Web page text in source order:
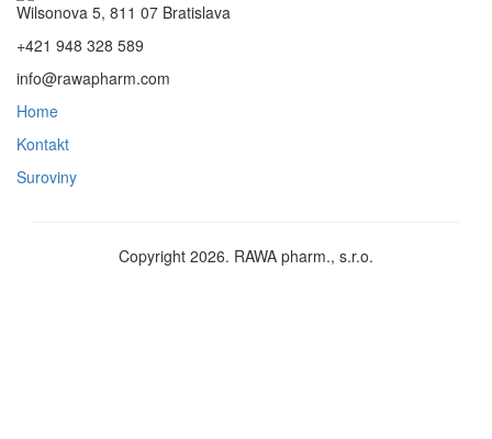
Wilsonova 5, 811 07 Bratislava
+421 948 328 589
info@rawapharm.com
Home
Kontakt
Suroviny
Copyright 2026. RAWA pharm., s.r.o.